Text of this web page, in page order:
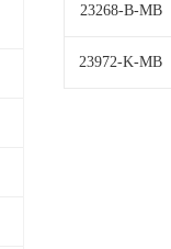
23268-B-MB
23972-K-MB